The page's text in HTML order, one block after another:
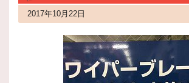
2017年10月22日